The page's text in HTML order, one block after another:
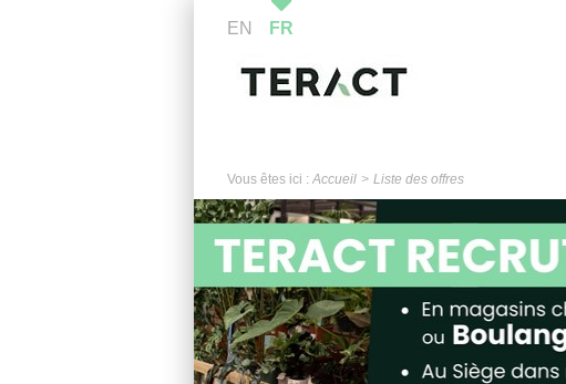
EN FR
Vous êtes ici : Accueil Liste des offres